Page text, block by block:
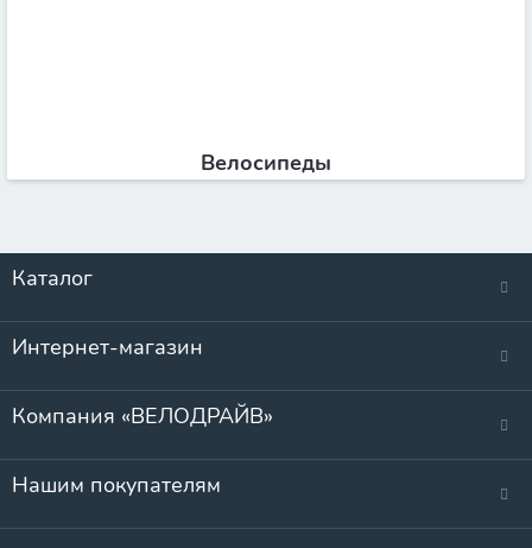
Велосипеды
Каталог
Интернет-магазин
Компания «ВЕЛОДРАЙВ»
Нашим покупателям